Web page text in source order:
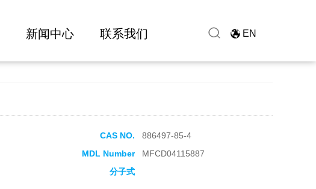
新闻中心 联系我们 EN
CAS NO.
886497-85-4
MDL Number
MFCD04115887
分子式